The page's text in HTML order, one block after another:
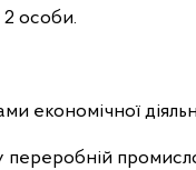
2 особи.
економічної
переробній